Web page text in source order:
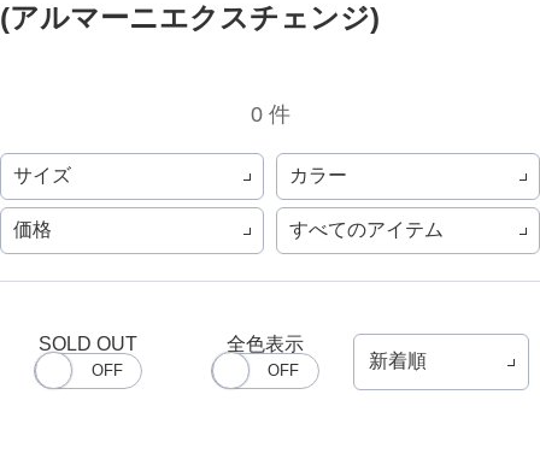
(アルマーニエクスチェンジ)
0 件
サイズ カラー
価格 すべてのアイテム
SOLD OUT 全色表示